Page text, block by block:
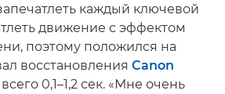
каждый ключевой
движение с эффектом
поэтому положился на
восстановления Canon
0,1–1,2 сек. «Мне очень